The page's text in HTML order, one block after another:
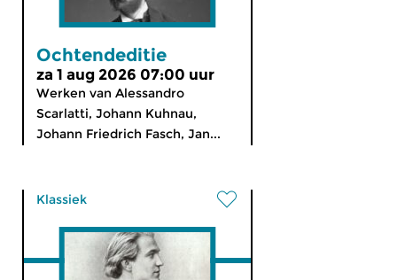
Ochtendeditie
za 1 aug 2026 07:00 uur
Werken van Alessandro
Scarlatti, Johann Kuhnau,
Johann Friedrich Fasch, Jan...
Klassiek